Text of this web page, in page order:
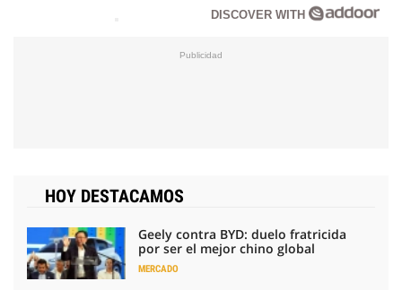
DISCOVER WITH
HOY DESTACAMOS
Geely contra BYD: duelo fratricida
por ser el mejor chino global
MERCADO